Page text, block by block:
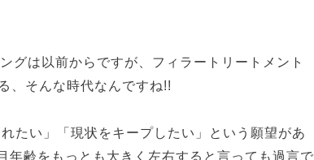
グは以前からですが、フィラートリートメント
、そんな時代なんですね!!
たい」「現状をキープしたい」という願望があ
年齢をもっとも大きく左右すると言っても過言で